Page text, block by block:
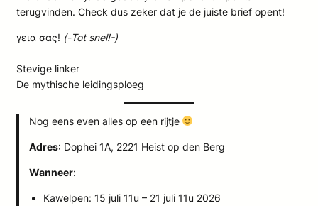
terugvinden. Check dus zeker dat je de juiste brief opent!
γεια σας! (-Tot snel!-)
Stevige linker
De mythische leidingsploeg
Nog eens even alles op een rijtje
Adres: Dophei 1A, 2221 Heist op den Berg
Wanneer:
Kawelpen: 15 juli 11u – 21 juli 11u 2026